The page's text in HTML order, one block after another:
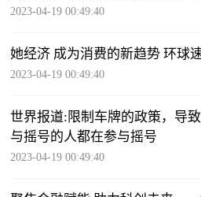
2023-04-19 00:49:40
她经济 成为消费的新趋势 环
2023-04-19 00:49:40
世界报道:限制车牌的政策，导
与摇号的人都在参与摇号
2023-04-19 00:49:40